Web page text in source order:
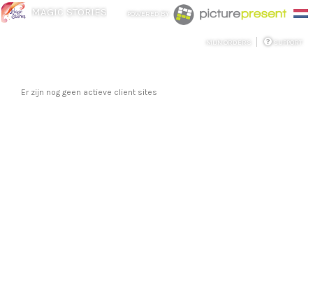
MAGIC STORIES POWERED BY
MIJN ORDERS SUPPORT
Er zijn nog geen actieve client sites